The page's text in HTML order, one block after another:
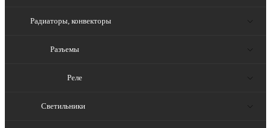
Радиаторы, конвекторы
Разъемы
Реле
Светильники